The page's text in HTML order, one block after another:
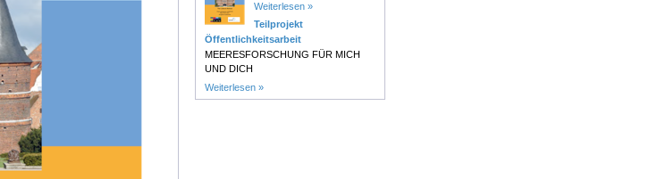
Weiterlesen »
Teilprojekt
Öffentlichkeitsarbeit
MEERESFORSCHUNG FÜR MICH
UND DICH
Weiterlesen »